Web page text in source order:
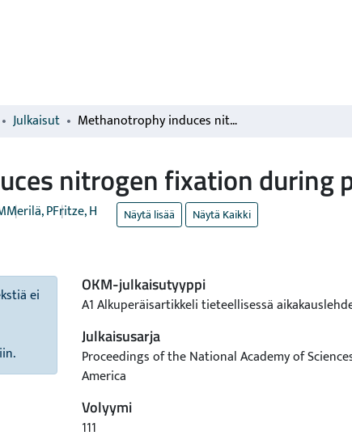
Julkaisut Methanotrophy induces nitrogen fixation during peatland development
nitrogen fixation during
Merilä, PFritze, H Näytä lisää Näytä Kaikki
ei
OKM-julkaisutyyppi
A1 Alkuperäisartikkeli tieteellisessä
Julkaisusarja
Proceedings of the National Academy of
America
Volyymi
111